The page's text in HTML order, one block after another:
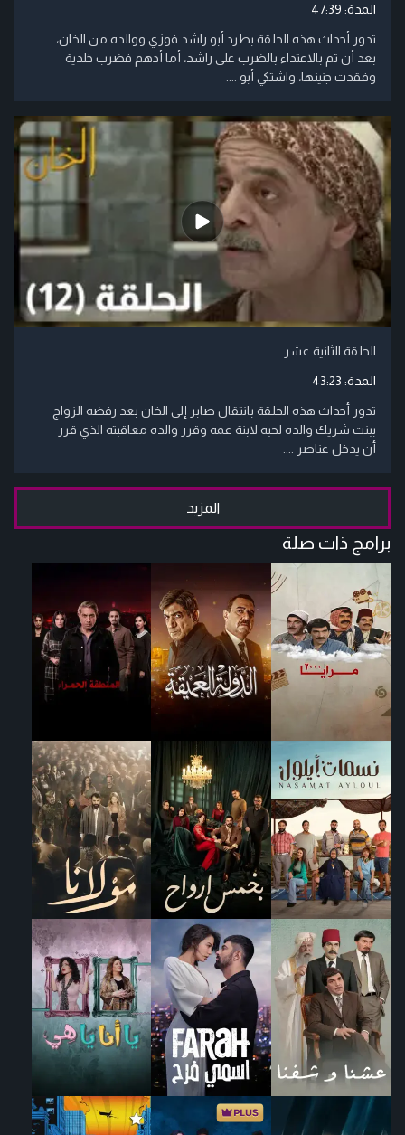
المدة: 47:39
تدور أحداث هذه الحلقة بطرد أبو راشد فوزي ووالده من الخان،
بعد أن تم بالاعتداء بالضرب على راشد، أما أدهم فضرب خلدية
وفقدت جنينها، واشتكي أبو ....
الحلقة الثانية عشر
المدة: 43:23
تدور أحداث هذه الحلقة بانتقال صابر إلى الخان بعد رفضه الزواج
ببنت شريك والده لحبه لابنة عمه وقرر والده معاقبته الذي قرر
أن يدخل عناصر ....
المزيد
برامج ذات صلة